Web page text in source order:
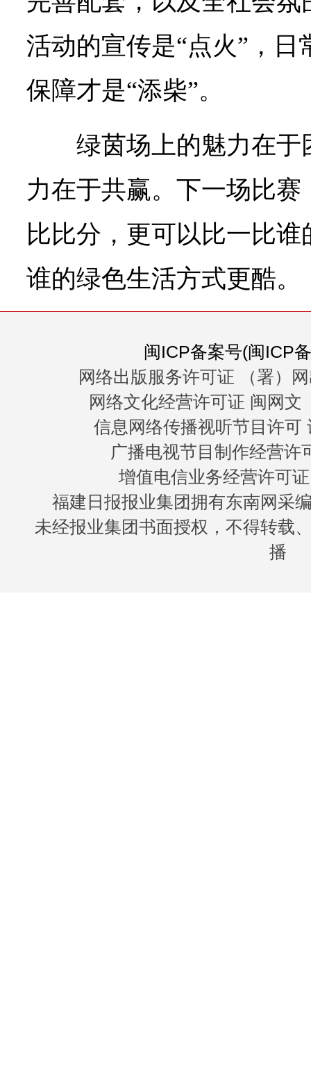
活动的宣传是“点火”，
保障才是“添柴”。
绿茵场上的魅力在
力在于共赢。下一场比
比比分，更可以比一比
谁的绿色生活方式更酷。
闽ICP备案号(闽ICP
网络出版服务许可证 （署）
网络文化经营许可证 闽网文
信息网络传播视听节目许可
广播电视节目制作经营许
增值电信业务经营许可
福建日报报业集团拥有东南网采
未经报业集团书面授权，不得转载
播